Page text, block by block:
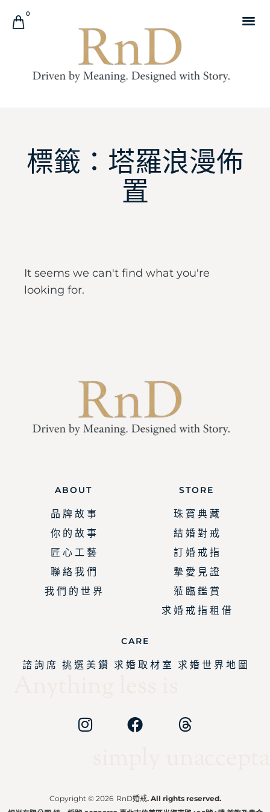
0
標籤：塔羅浪漫佈
置
It seems we can't find what you're
looking for.
ABOUT
品 牌 故 事
你 的 故 事
匠 心 工 藝
聯 絡 我 們
我 們 的 世 界
STORE
珠 寶 典 藏
結 婚 對 戒
訂 婚 戒 指
摯 愛 見 證
蒞 臨 鑑 賞
求 婚 戒 指 租 借
CARE
諮 詢 席 挑 選 美 鑽 求 婚 取 材 室 求 婚 世 界 地 圖
Copyright © 2026 RnD婚戒. All rights reserved.